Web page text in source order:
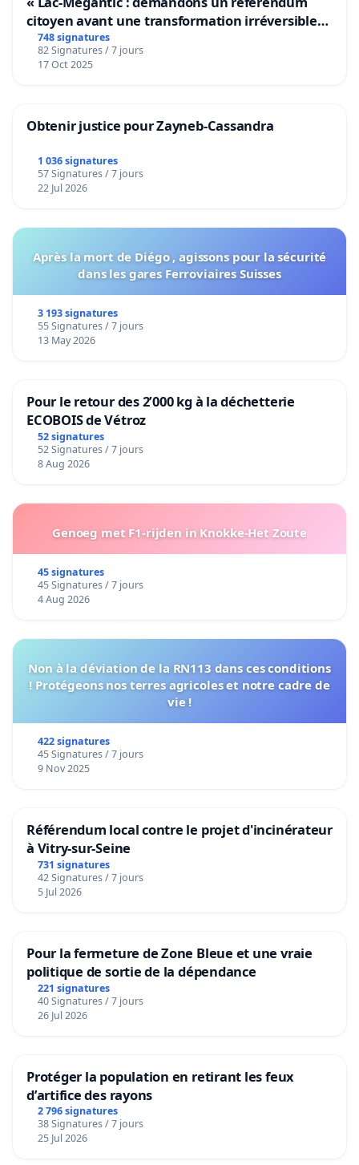
citoyen avant une transformation irréversible
de notre territoire »
748 signatures
82 Signatures / 7 jours
17 Oct 2025
Obtenir justice pour Zayneb-Cassandra
1 036 signatures
57 Signatures / 7 jours
22 Jul 2026
Après la mort de Diégo , agissons pour la sécurité
dans les gares Ferroviaires Suisses
3 193 signatures
55 Signatures / 7 jours
13 May 2026
Pour le retour des 2’000 kg à la déchetterie
ECOBOIS de Vétroz
52 signatures
52 Signatures / 7 jours
8 Aug 2026
Genoeg met F1-rijden in Knokke-Het Zoute
45 signatures
45 Signatures / 7 jours
4 Aug 2026
Non à la déviation de la RN113 dans ces conditions
! Protégeons nos terres agricoles et notre cadre de
vie !
422 signatures
45 Signatures / 7 jours
9 Nov 2025
Référendum local contre le projet d'incinérateur
à Vitry-sur-Seine
731 signatures
42 Signatures / 7 jours
5 Jul 2026
Pour la fermeture de Zone Bleue et une vraie
politique de sortie de la dépendance
221 signatures
40 Signatures / 7 jours
26 Jul 2026
Protéger la population en retirant les feux
d’artifice des rayons
2 796 signatures
38 Signatures / 7 jours
25 Jul 2026